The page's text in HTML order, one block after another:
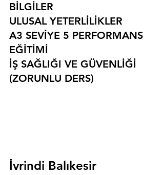
BİLGİLER
ULUSAL YETERLİLİKLER
A3 SEVİYE 5 PERFORMANS
EĞİTİMİ
İŞ SAĞLIĞI VE GÜVENLİĞİ
(ZORUNLU DERS)
İvrindi Balıkesir